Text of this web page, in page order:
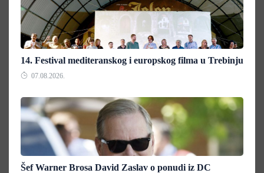
14. Festival mediteranskog i europskog filma u Trebinju
07.08.2026.
Šef Warner Brosa David Zaslav o ponudi iz DC